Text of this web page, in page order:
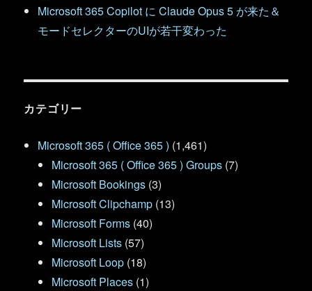
Microsoft 365 Copilot に Claude Opus 5 が来た＆
モードセレクターのUIが若干変わった
カテゴリー
Microsoft 365 ( Office 365 ) (1,461)
Microsoft 365 ( Office 365 ) Groups (7)
Microsoft Bookings (3)
Microsoft Clipchamp (13)
Microsoft Forms (40)
Microsoft Lists (57)
Microsoft Loop (18)
Microsoft Places (1)